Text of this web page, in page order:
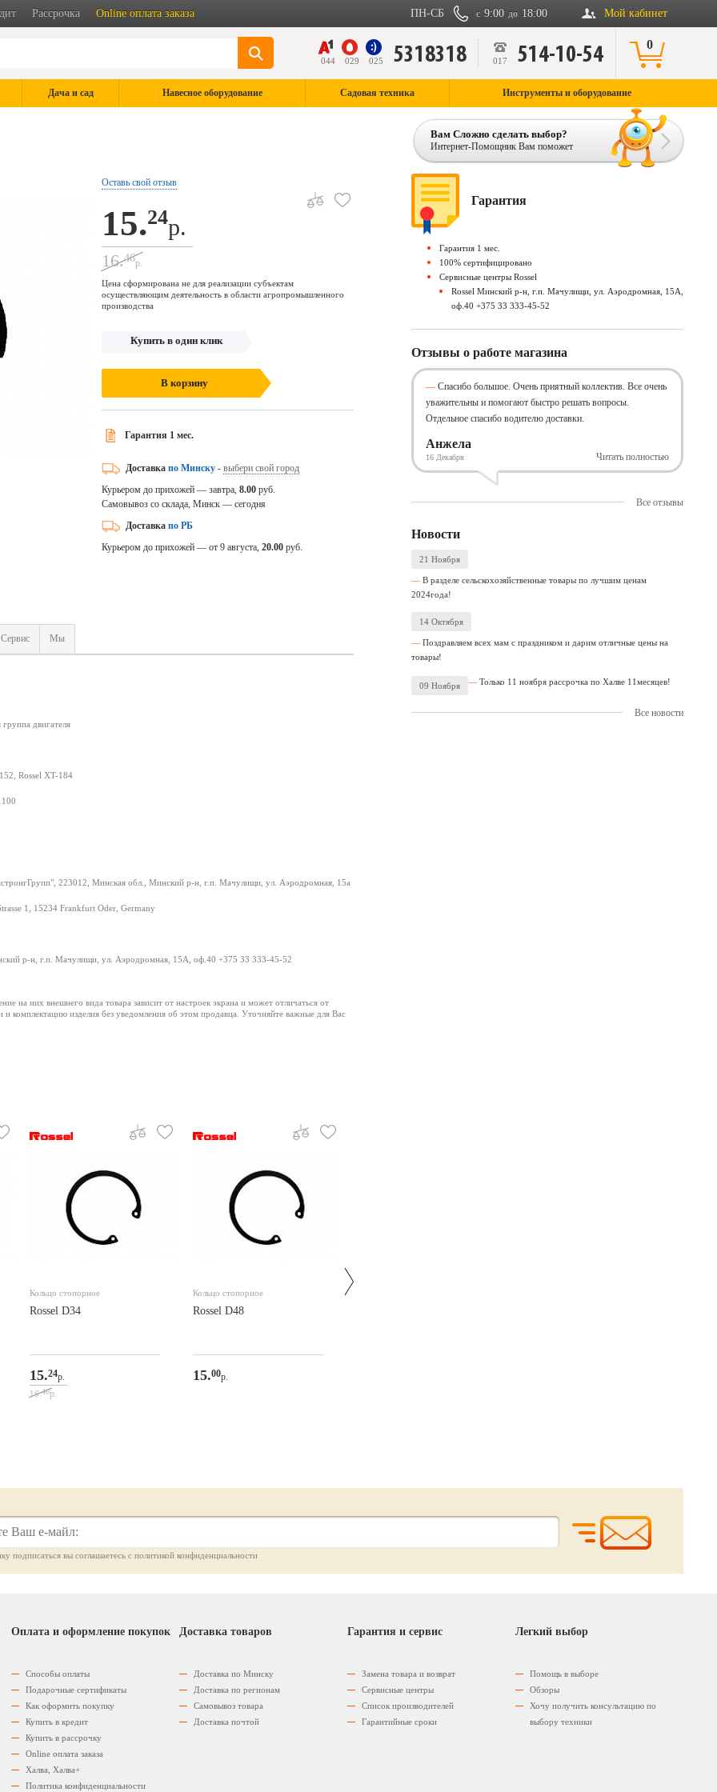
Рассрочка Online оплата заказа Мой кабинет
с 9:00 до 18:00
ПН-СБ
044 029 025 5318318 017 514-10-54 0
Дача и сад Навесное оборудование Садовая техника Инструменты и оборудование
Вам Сложно сделать выбор?
Интернет-Помощник Вам поможет
Оставь свой отзыв
15.24р.
16.46р.
Цена сформирована не для реализации субъектам
осуществляющим деятельность в области агропромышленного
производства
Купить в один клик
В корзину
Гарантия 1 мес.
Доставка по Минску- выбери свой город
Курьером до прихожей — завтра, 8.00 руб.
Самовывоз со склада, Минск — сегодня
Доставка по РБ
Курьером до прихожей — от 9 августа, 20.00 руб.
Сервис Мы
двигателя
Rossel XT-184
223012, Минская обл., Минский р-н, г.п. Мачулищи, ул. Аэродромная, 15а
1, 15234 Frankfurt Oder, Germany
р-н, г.п. Мачулищи, ул. Аэродромная, 15А, оф.40 +375 33 333-45-52
на них внешнего вида товара зависит от настроек экрана и может отличаться от
комплектацию изделия без уведомления об этом продавца. Уточняйте важные для Вас
Кольцо стопорное
Rossel D34
15.24р.
16.46р.
Кольцо стопорное
Rossel D48
15.00р.
Гарантия
Гарантия 1 мес.
100% сертифицировано
Сервисные центры Rossel
Rossel Минский р-н, г.п. Мачулищи, ул. Аэродромная, 15А,
оф.40 +375 33 333-45-52
Отзывы о работе магазина
Спасибо большое. Очень приятный коллектив. Все очень
уважительны и помогают быстро решать вопросы.
Отдельное спасибо водителю доставки.
Анжела
16 Декабря Читать полностью
Все отзывы
Новости
21 Ноября
В разделе сельскохозяйственные товары по лучшим ценам
2024года!
14 Октября
Поздравляем всех мам с праздником и дарим отличные цены на
товары!
09 Ноября Только 11 ноября рассрочка по Халве 11месяцев!
Все новости
подписаться вы соглашаетесь с политикой конфиденциальности
Оплата и оформление покупок
Способы оплаты
Подарочные сертификаты
Как оформить покупку
Купить в кредит
Купить в рассрочку
Оnline оплата заказа
Халва, Халва+
Политика конфиденциальности
Доставка товаров
Доставка по Минску
Доставка по регионам
Самовывоз товара
Доставка почтой
Гарантия и сервис
Замена товара и возврат
Сервисные центры
Список производителей
Гарантийные сроки
Легкий выбор
Помощь в выборе
Обзоры
Хочу получить консультацию по
выбору техники